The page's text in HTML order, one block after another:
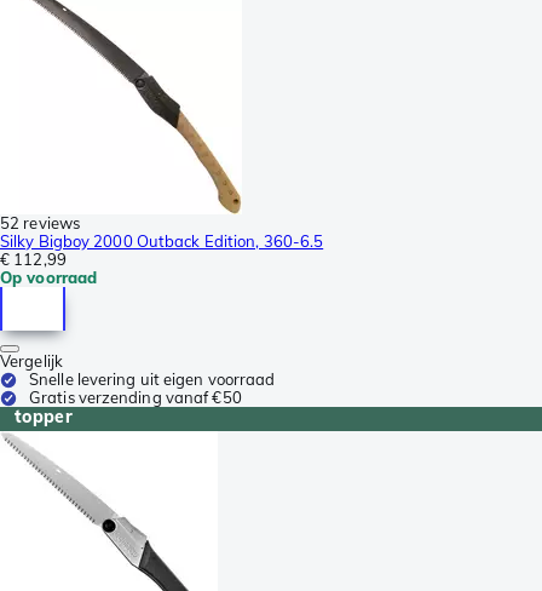
52 reviews
Silky Bigboy 2000 Outback Edition, 360-6.5
€ 112,99
Op voorraad
Vergelijk
Snelle levering uit eigen voorraad
Gratis verzending vanaf €50
topper